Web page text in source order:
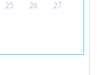
25 26
27